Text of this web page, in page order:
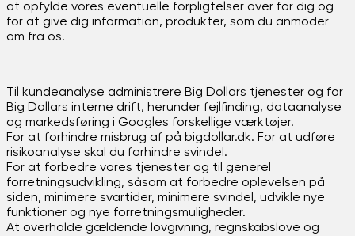
at opfylde vores eventuelle forpligtelser over for dig og
for at give dig information, produkter, som du anmoder
om fra os.
Til kundeanalyse administrere Big Dollars tjenester og for
Big Dollars interne drift, herunder fejlfinding, dataanalyse
og markedsføring i Googles forskellige værktøjer.
For at forhindre misbrug af på bigdollar.dk. For at udføre
risikoanalyse skal du forhindre svindel.
For at forbedre vores tjenester og til generel
forretningsudvikling, såsom at forbedre oplevelsen på
siden, minimere svartider, minimere svindel, udvikle nye
funktioner og nye forretningsmuligheder.
At overholde gældende lovgivning, regnskabslove og